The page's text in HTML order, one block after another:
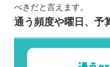
ル10選
TECH
G’s
べきだと言えます。
通う頻度や曜日、予